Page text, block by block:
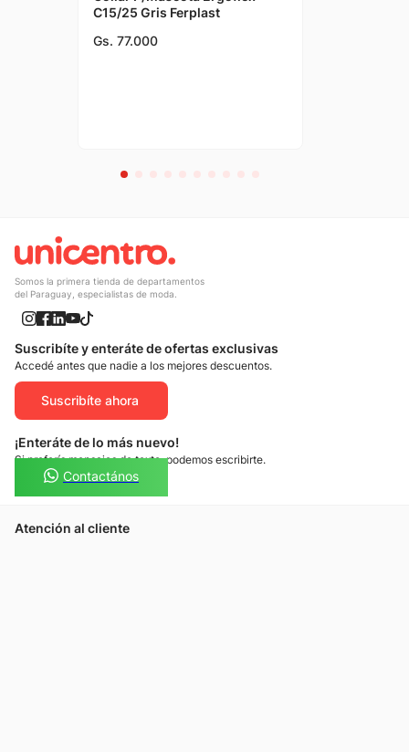
C15/25 Gris Ferplast
Gs. 77.000
Somos la primera tienda de departamentos
del Paraguay, especialistas de moda.
Suscribíte y enteráte de ofertas exclusivas
Accedé antes que nadie a los mejores descuentos.
Suscribíte ahora
¡Enteráte de lo más nuevo!
Si preferís mensajes de texto, podemos escribirte.
Contactános
Atención al cliente